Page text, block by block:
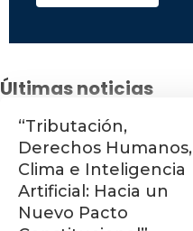
Últimas noticias
“Tributación,
Derechos Humanos,
Clima e Inteligencia
Artificial: Hacia un
Nuevo Pacto